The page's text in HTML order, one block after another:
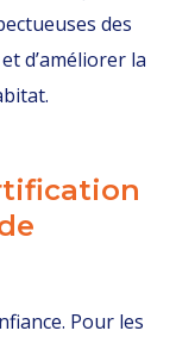
des
d’améliorer la
Pour les